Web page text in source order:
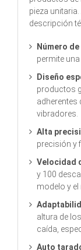
pieza
descripción
Número
permite
Diseño
productos
adherentes
vibradores.
Alta
precisión y
Velocidad
y 100
modelo y el
altura de
caída,
Auto